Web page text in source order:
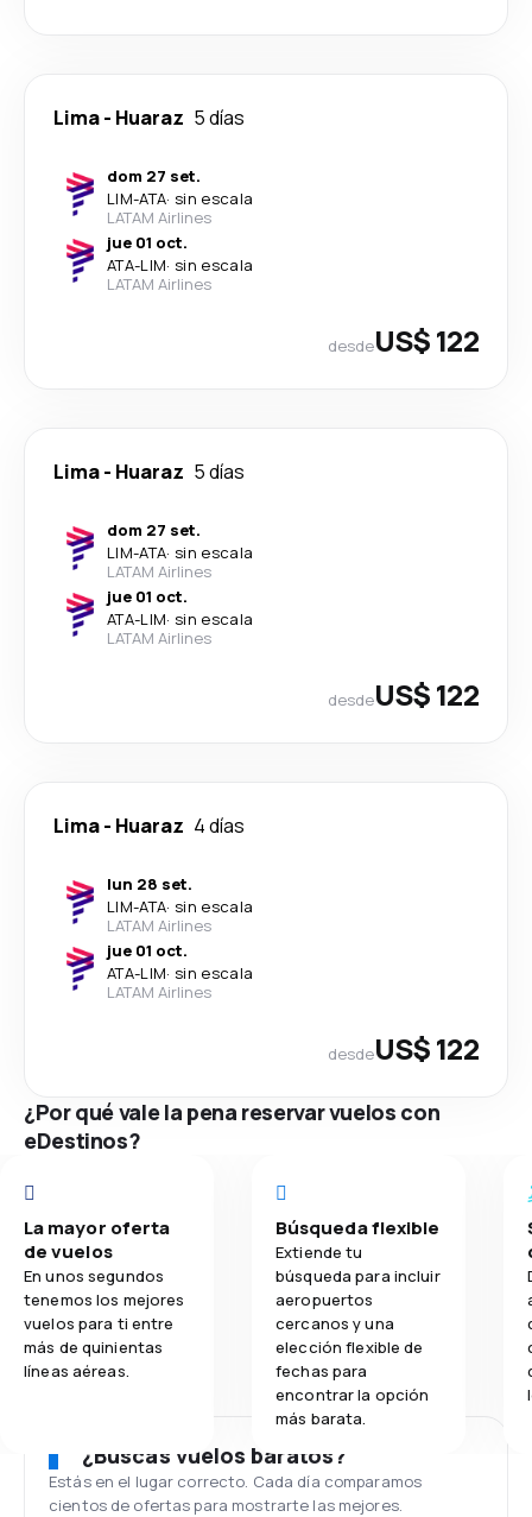
Lima- Huaraz 5 días
dom 27 set.
LIM-ATA· sin escala
LATAM Airlines
jue 01 oct.
ATA-LIM· sin escala
LATAM Airlines
desdeUS$ 122
Lima- Huaraz 5 días
dom 27 set.
LIM-ATA· sin escala
LATAM Airlines
jue 01 oct.
ATA-LIM· sin escala
LATAM Airlines
desdeUS$ 122
Lima- Huaraz 4 días
lun 28 set.
LIM-ATA· sin escala
LATAM Airlines
jue 01 oct.
ATA-LIM· sin escala
LATAM Airlines
desdeUS$ 122
¿Por qué vale la pena reservar vuelos con
eDestinos?
La mayor oferta
de vuelos
En unos segundos
tenemos los mejores
vuelos para ti entre
más de quinientas
líneas aéreas.
Búsqueda flexible
Extiende tu
búsqueda para incluir
aeropuertos
cercanos y una
elección flexible de
fechas para
encontrar la opción
más barata.
¿Buscas vuelos baratos?
Estás en el lugar correcto. Cada día comparamos
cientos de ofertas para mostrarte las mejores.